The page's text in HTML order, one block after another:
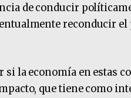
de conducir
reconducir el
si la economía en estas
que tiene como